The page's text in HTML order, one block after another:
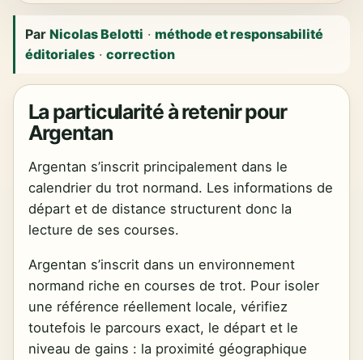
ParNicolas Belotti ·méthode et responsabilité
éditoriales ·correction
La particularité à retenir pour
Argentan
Argentan s’inscrit principalement dans le
calendrier du trot normand. Les informations de
départ et de distance structurent donc la
lecture de ses courses.
Argentan s’inscrit dans un environnement
normand riche en courses de trot. Pour isoler
une référence réellement locale, vérifiez
toutefois le parcours exact, le départ et le
niveau de gains : la proximité géographique